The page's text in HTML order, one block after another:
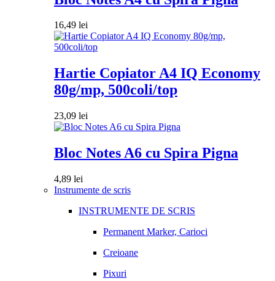
16,49 lei
Hartie Copiator A4 IQ Economy
80g/mp, 500coli/top
23,09 lei
Bloc Notes A6 cu Spira Pigna
4,89 lei
Instrumente de scris
INSTRUMENTE DE SCRIS
Permanent Marker, Carioci
Creioane
Pixuri